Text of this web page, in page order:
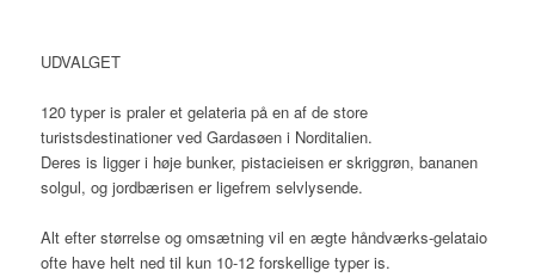
UDVALGET
120 typer is praler et gelateria på en af de store
turistsdestinationer ved Gardasøen i Norditalien.
Deres is ligger i høje bunker, pistacieisen er skriggrøn, bananen
solgul, og jordbærisen er ligefrem selvlysende.
Alt efter størrelse og omsætning vil en ægte håndværks-gelataio
ofte have helt ned til kun 10-12 forskellige typer is.